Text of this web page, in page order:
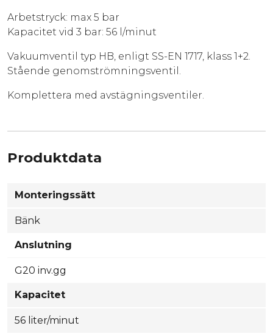
Arbetstryck: max 5 bar
Kapacitet vid 3 bar: 56 l/minut
Vakuumventil typ HB, enligt SS-EN 1717, klass 1+2.
Stående genomströmningsventil.
Komplettera med avstägningsventiler.
Produktdata
Monteringssätt
Bänk
Anslutning
G20 inv.gg
Kapacitet
56 liter/minut